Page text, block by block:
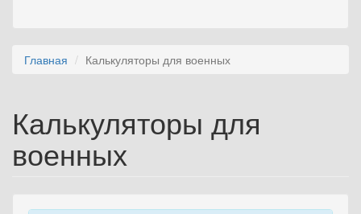
Главная Калькуляторы для военных
Калькуляторы для
военных